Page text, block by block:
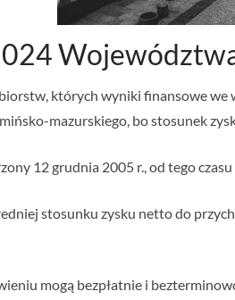
których wyniki finansowe
mazurskiego, bo stosunek
12 grudnia 2005 r., od tego
stosunku zysku netto do
mogą bezpłatnie i